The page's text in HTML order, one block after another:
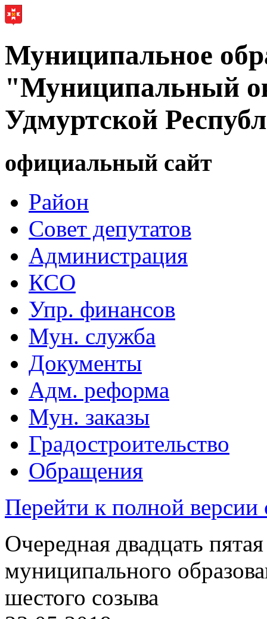
Муниципальное
"Муниципальный
Удмуртской
официальный сайт
Район
Совет депутатов
Администрация
КСО
Упр. финансов
Мун. служба
Документы
Адм. реформа
Мун. заказы
Градостроительство
Обращения
Перейти к полной версии
Очередная двадцать
муниципального
шестого созыва